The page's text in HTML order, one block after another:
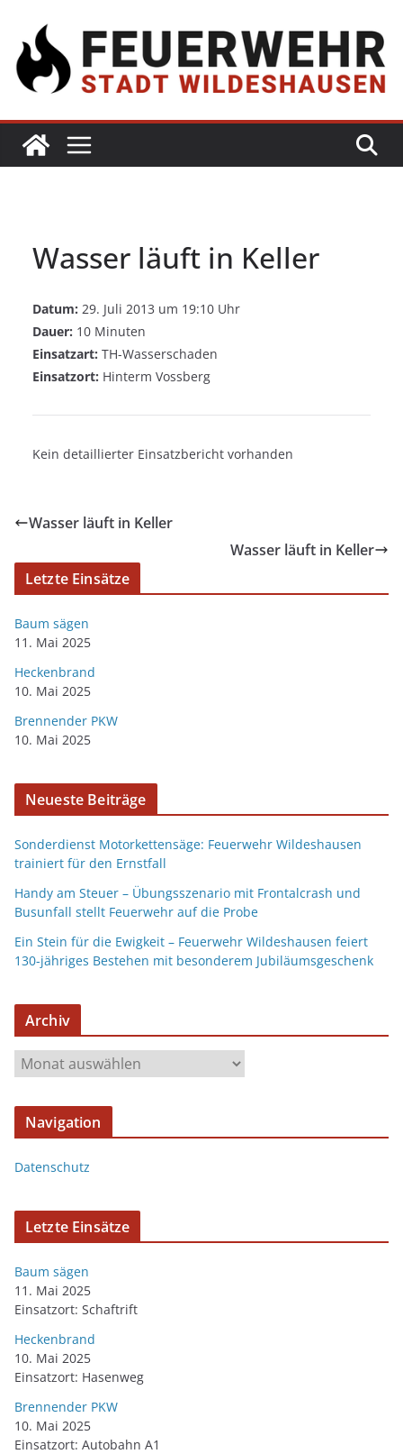
Wasser läuft in Keller
Datum: 29. Juli 2013 um 19:10 Uhr
Dauer: 10 Minuten
Einsatzart: TH-Wasserschaden
Einsatzort: Hinterm Vossberg
Kein detaillierter Einsatzbericht vorhanden
Wasser läuft in Keller
Wasser läuft in Keller
Letzte Einsätze
Baum sägen
11. Mai 2025
Heckenbrand
10. Mai 2025
Brennender PKW
10. Mai 2025
Neueste Beiträge
Sonderdienst Motorkettensäge: Feuerwehr Wildeshausen
trainiert für den Ernstfall
Handy am Steuer – Übungsszenario mit Frontalcrash und
Busunfall stellt Feuerwehr auf die Probe
Ein Stein für die Ewigkeit – Feuerwehr Wildeshausen feiert
130-jähriges Bestehen mit besonderem Jubiläumsgeschenk
Archiv
Navigation
Datenschutz
Letzte Einsätze
Baum sägen
11. Mai 2025
Einsatzort: Schaftrift
Heckenbrand
10. Mai 2025
Einsatzort: Hasenweg
Brennender PKW
10. Mai 2025
Einsatzort: Autobahn A1